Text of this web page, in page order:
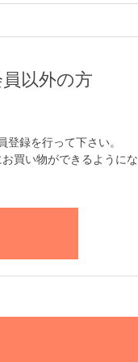
以外の方
録を行って下さい。
買い物ができるように